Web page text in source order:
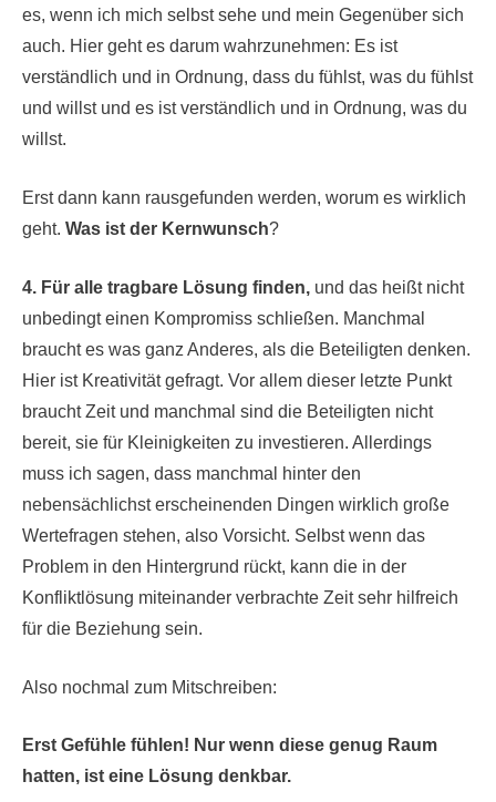
es, wenn ich mich selbst sehe und mein Gegenüber sich
auch. Hier geht es darum wahrzunehmen: Es ist
verständlich und in Ordnung, dass du fühlst, was du fühlst
und willst und es ist verständlich und in Ordnung, was du
willst.
Erst dann kann rausgefunden werden, worum es wirklich
geht. Was ist der Kernwunsch?
4. Für alle tragbare Lösung finden, und das heißt nicht
unbedingt einen Kompromiss schließen. Manchmal
braucht es was ganz Anderes, als die Beteiligten denken.
Hier ist Kreativität gefragt. Vor allem dieser letzte Punkt
braucht Zeit und manchmal sind die Beteiligten nicht
bereit, sie für Kleinigkeiten zu investieren. Allerdings
muss ich sagen, dass manchmal hinter den
nebensächlichst erscheinenden Dingen wirklich große
Wertefragen stehen, also Vorsicht. Selbst wenn das
Problem in den Hintergrund rückt, kann die in der
Konfliktlösung miteinander verbrachte Zeit sehr hilfreich
für die Beziehung sein.
Also nochmal zum Mitschreiben:
Erst Gefühle fühlen! Nur wenn diese genug Raum
hatten, ist eine Lösung denkbar.